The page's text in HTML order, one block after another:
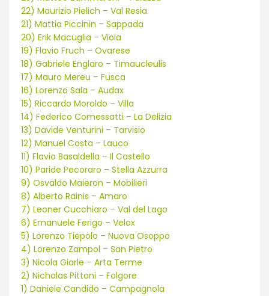
22) Maurizio Pielich – Val Resia
21) Mattia Piccinin – Sappada
20) Erik Macuglia – Viola
19) Flavio Fruch – Ovarese
18) Gabriele Englaro – Timaucleulis
17) Mauro Mereu – Fusca
16) Lorenzo Sala – Audax
15) Riccardo Moroldo – Villa
14) Federico Comessatti – La Delizia
13) Davide Venturini – Tarvisio
12) Manuel Costa – Lauco
11) Flavio Basaldella – Il Castello
10) Paride Pecoraro – Stella Azzurra
9) Osvaldo Maieron – Mobilieri
8) Alberto Rainis – Amaro
7) Leoner Cucchiaro – Val del Lago
6) Emanuele Ferigo – Velox
5) Lorenzo Tiepolo – Nuova Osoppo
4) Lorenzo Zampol – San Pietro
3) Nicola Giarle – Arta Terme
2) Nicholas Pittoni – Folgore
1) Daniele Candido – Campagnola